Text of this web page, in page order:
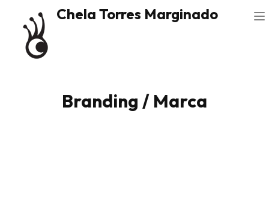
Chela Torres Marginado
Branding / Marca